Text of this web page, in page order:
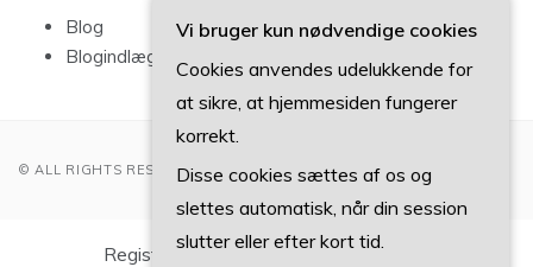
Blog
Blogindlæg
© ALL RIGHTS RESERVED 2022
Registreringsnummer DK-37 40 77 39
Vi bruger kun nødvendige cookies
Cookies anvendes udelukkende for
at sikre, at hjemmesiden fungerer
korrekt.
Disse cookies sættes af os og
slettes automatisk, når din session
slutter eller efter kort tid.